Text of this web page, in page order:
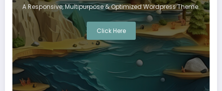
A Responsive, Multipurpose & Optimized Wordpress Theme.
Click Here